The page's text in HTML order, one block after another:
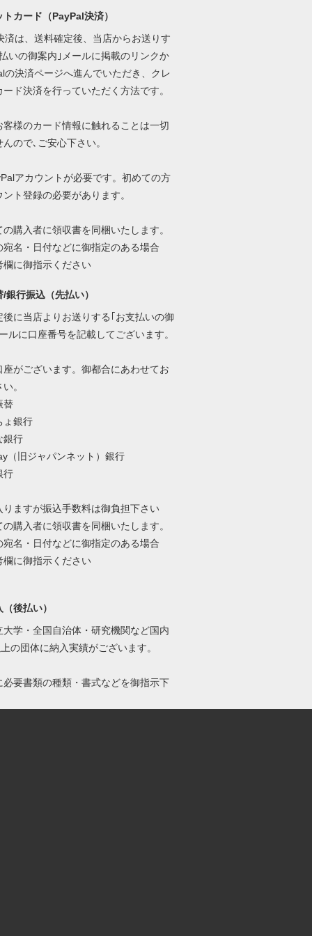
トカード（PayPal決済）
済は、送料確定後、当店からお送りす
いの御案内｣メールに掲載のリンクか
の決済ページへ進んでいただき、クレ
ード決済を行っていただく方法です。
客様のカード情報に触れることは一切
ので､ご安心下さい。
アカウントが必要です。初めての方
ント登録の必要があります。
購入者に領収書を同梱いたします。
宛名・日付などに御指定のある場合
欄に御指示ください
銀行振込（先払い）
後に当店よりお送りする｢お支払いの御
ルに口座番号を記載してございます。
座がございます。御都合にあわせてお
。
替
ょ銀行
銀行
（旧ジャパンネット）銀行
行
ますが振込手数料は御負担下さい
購入者に領収書を同梱いたします。
宛名・日付などに御指定のある場合
欄に御指示ください
後払い）
大学・全国自治体・研究機関など国内
の団体に納入実績がございます。
必要書類の種類・書式などを御指示下